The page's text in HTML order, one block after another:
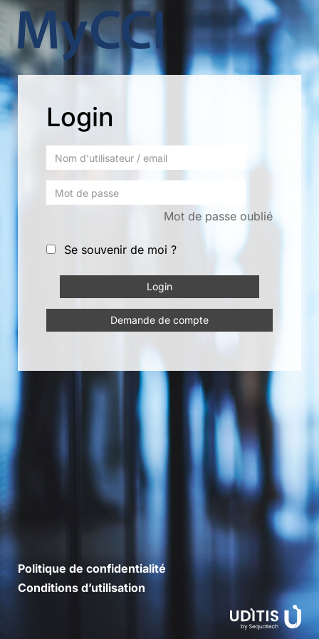
Login
Mot de passe oublié
Se souvenir de moi ?
Demande de compte
Politique de confidentialité
Conditions d’utilisation